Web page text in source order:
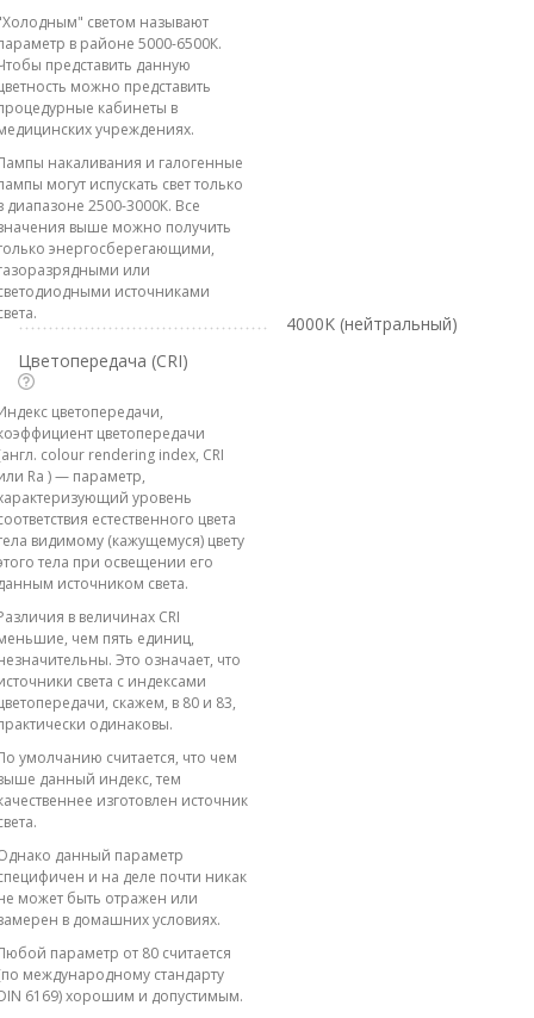
светом называют
в районе 5000-6500К.
представить данную
можно представить
кабинеты в
учреждениях.
накаливания и галогенные
могут испускать свет только
диапазоне 2500-3000К. Все
выше можно получить
энергосберегающими,
или
источниками
4000K (нейтральный)
Цветопередача (CRI)
цветопередачи,
цветопередачи
colour rendering index, CRI
Ra ) — параметр,
уровень
естественного цвета
видимому (кажущемуся) цвету
тела при освещении его
источником света.
в величинах CRI
чем пять единиц,
Это означает, что
света с индексами
скажем, в 80 и 83,
одинаковы.
умолчанию считается, что чем
данный индекс, тем
изготовлен источник
данный параметр
и на деле почти никак
может быть отражен или
в домашних условиях.
параметр от 80 считается
международному стандарту
6169) хорошим и допустимым.